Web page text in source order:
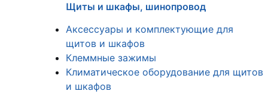
Щиты и шкафы, шинопровод
Аксессуары и комплектующие для
щитов и шкафов
Клеммные зажимы
Климатическое оборудование для щитов
и шкафов